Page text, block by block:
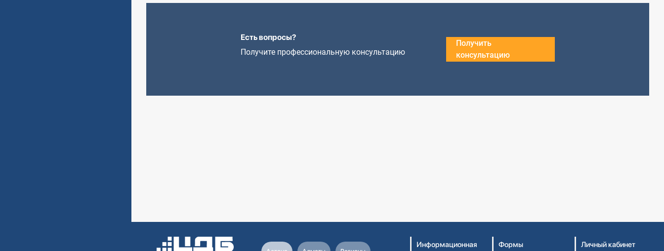
Есть вопросы?
Получите профессиональную консультацию
Получить
консультацию
Информационная Формы Личный кабинет